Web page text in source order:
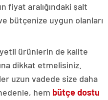
fiyat aralığındaki şalt
bütçenize uygun olanları
ürünlerin de kalite
dikkat etmelisiniz.
uzun vadede size daha
hem bütçe dostu